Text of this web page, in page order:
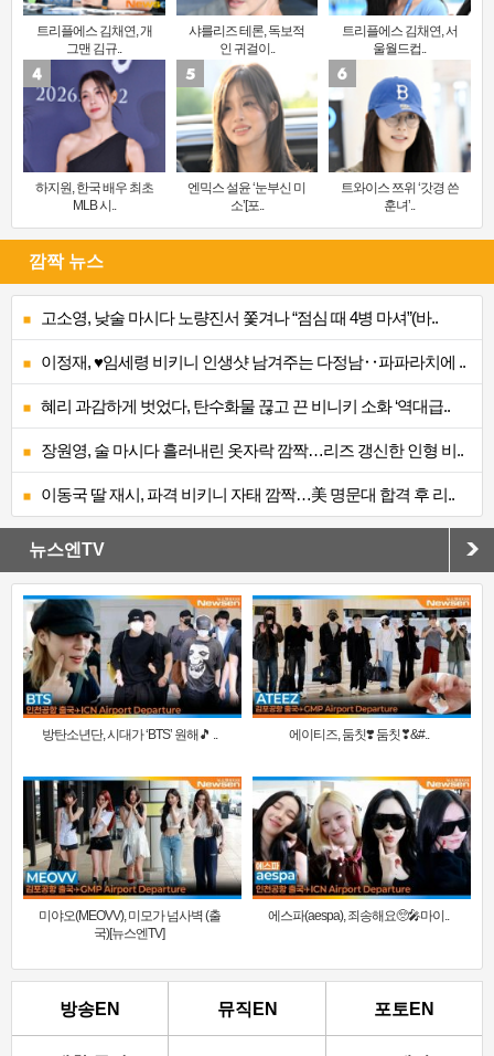
트리플에스 김채연, 개
그맨 김규..
샤를리즈 테론, 독보적
인 귀걸이..
트리플에스 김채연, 서
울월드컵..
하지원, 한국 배우 최초
MLB 시..
엔믹스 설윤 ‘눈부신 미
소’[포..
트와이스 쯔위 ‘갓경 쓴
훈녀’..
깜짝 뉴스
고소영, 낮술 마시다 노량진서 쫓겨나 “점심 때 4병 마셔”(바..
이정재, ♥임세령 비키니 인생샷 남겨주는 다정남‥파파라치에 ..
혜리 과감하게 벗었다, 탄수화물 끊고 끈 비니키 소화 ‘역대급..
장원영, 술 마시다 흘러내린 옷자락 깜짝…리즈 갱신한 인형 비..
이동국 딸 재시, 파격 비키니 자태 깜짝…美 명문대 합격 후 리..
뉴스엔TV
방탄소년단, 시대가 ‘BTS’ 원해🎵 .. 에이티즈, 둠칫❣️ 둠칫❣&#..
미야오(MEOVV), 미모가 넘사벽 (출
국)[뉴스엔TV]
에스파(aespa), 죄송해요🥺🎤마이..
방송EN 뮤직EN 포토EN